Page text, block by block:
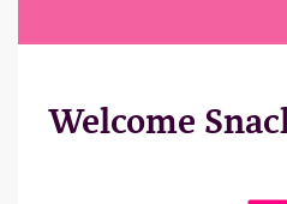
Welcome